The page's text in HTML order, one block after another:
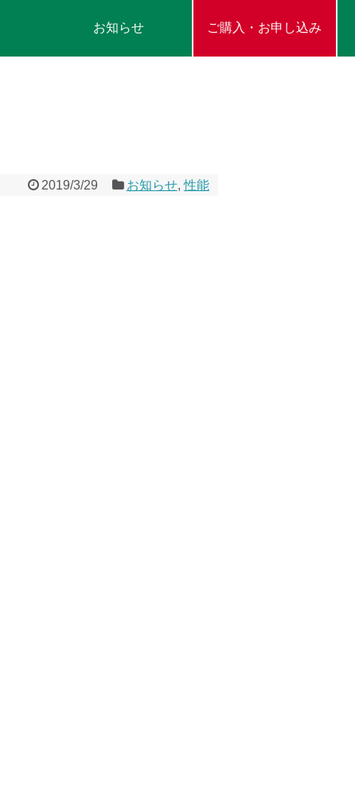
お知らせ ご購入・お申し込み
2019/3/29 お知らせ,性能